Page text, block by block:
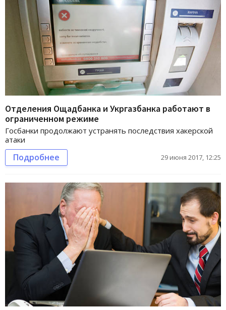
Отделения Ощадбанка и Укргазбанка работают в
ограниченном режиме
Госбанки продолжают устранять последствия хакерской
атаки
Подробнее 29 июня 2017, 12:25